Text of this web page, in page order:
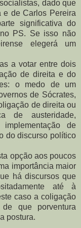
dado que
e de Carlos Pereira
significativa do
PS. Se isso não
elegerá um
a votar entre dois
de direita e do
o medo de um
de Sócrates,
de direita ou
de austeridade,
de
do discurso político
opção aos poucos
importância maior
há discursos que
até à
caso a coligação
que porventura
postura.